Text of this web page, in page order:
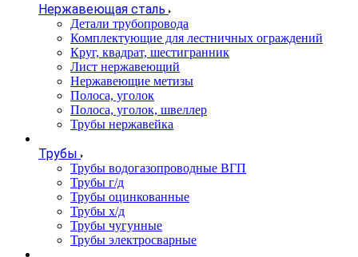
Нержавеющая сталь
Детали трубопровода
Комплектующие для лестничных ограждений
Круг, квадрат, шестигранник
Лист нержавеющий
Нержавеющие метизы
Полоса, уголок
Полоса, уголок, швеллер
Трубы нержавейка
Трубы
Трубы водогазопроводные ВГП
Трубы г/д
Трубы оцинкованные
Трубы х/д
Трубы чугунные
Трубы электросварные